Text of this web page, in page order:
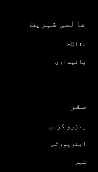
عالمی شہریت
حفاظت
پائیداری
سفر
ریزرو کریں
ایئرپورٹس
شہر